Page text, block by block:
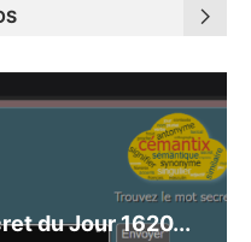
du Jour 1620...